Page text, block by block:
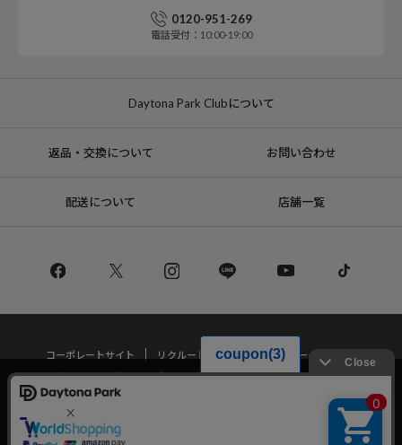
0120-951-269
電話受付：10:00-19:00
Daytona Park Clubについて
返品・交換について お問い合わせ
配送について 店舗一覧
コーポレートサイト リクルート
サステナブルマークについて
プライバシーポリシー
特定商取引法・古物営業法に基づく表記
Copyright © DAYTONA INTERNATIONAL Co.,Ltd All Rights Reserved.
当サイトでは利用体験の向上およびコンテンツの最適な提供、トラフィック
の分析を目的としてCookieを使用しています。
サイトの閲覧を継続された場合、Cookieの利用に同意したことものといたし